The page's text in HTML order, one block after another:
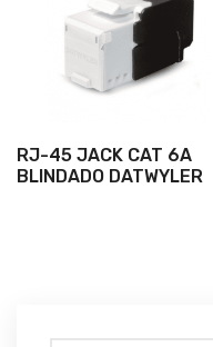
RJ-45 JACK CAT 6A
BLINDADO DATWYLER